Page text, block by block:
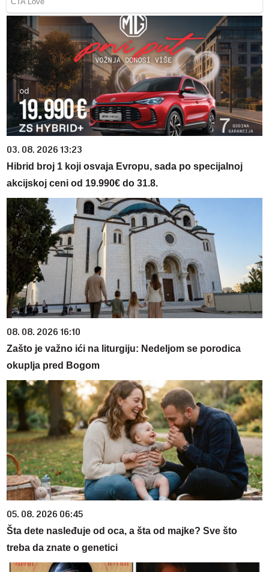
03. 08. 2026 13:23
Hibrid broj 1 koji osvaja Evropu, sada po specijalnoj
akcijskoj ceni od 19.990€ do 31.8.
08. 08. 2026 16:10
Zašto je važno ići na liturgiju: Nedeljom se porodica
okuplja pred Bogom
05. 08. 2026 06:45
Šta dete nasleđuje od oca, a šta od majke? Sve što
treba da znate o genetici